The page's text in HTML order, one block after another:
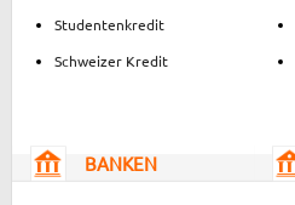
Studentenkredit
Schweizer Kredit
BANKEN